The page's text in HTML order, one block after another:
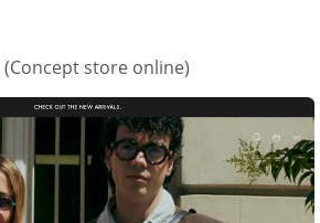
(Concept store online)